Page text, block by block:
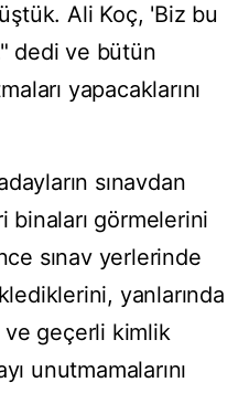
Ali Koç, 'Biz bu
dedi ve bütün
yapacaklarını
sınavdan
binaları görmelerini
sınav yerlerinde
yanlarında
ve geçerli kimlik
unutmamalarını